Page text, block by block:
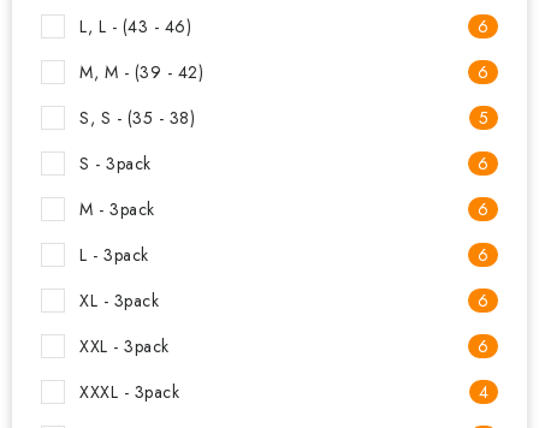
L, L - (43 - 46)
6
M, M - (39 - 42)
6
S, S - (35 - 38)
5
S - 3pack
6
M - 3pack
6
L - 3pack
6
XL - 3pack
6
XXL - 3pack
6
XXXL - 3pack
4